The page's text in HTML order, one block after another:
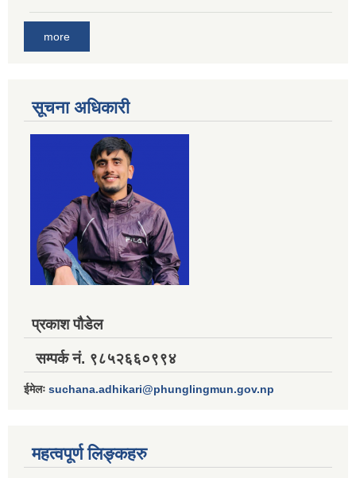
more
सूचना अधिकारी
प्रकाश पौडेल
सम्पर्क नं. ९८५२६६०९९४
ईमेलः suchana.adhikari@phunglingmun.gov.np
महत्वपूर्ण लिङ्कहरु